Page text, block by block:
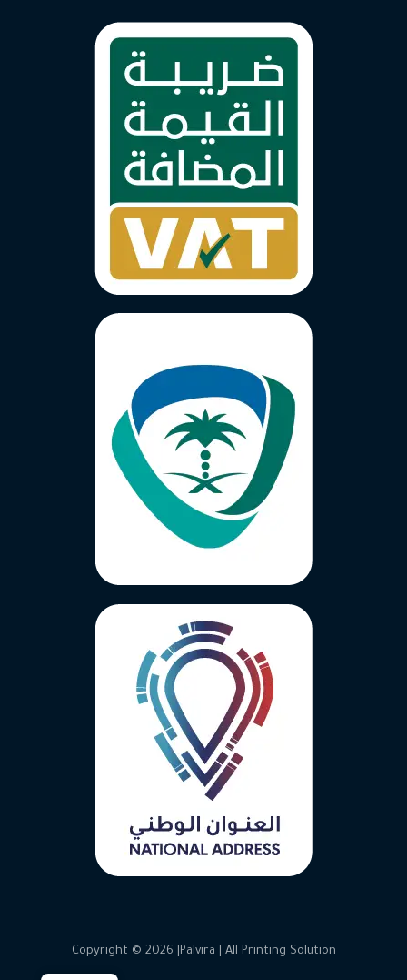
Copyright © 2026 |Palvira | All Printing Solution